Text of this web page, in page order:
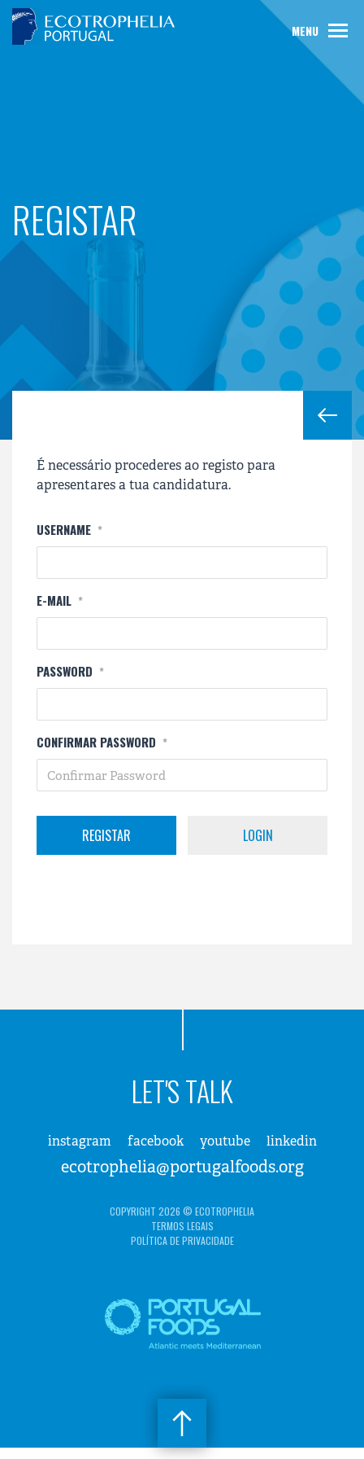
MENU
REGISTAR
É necessário procederes ao registo para
apresentares a tua candidatura.
USERNAME *
E-MAIL *
PASSWORD *
CONFIRMAR PASSWORD *
LOGIN
LET'S TALK
instagram facebook youtube linkedin
ecotrophelia@portugalfoods.org
COPYRIGHT 2026 © ECOTROPHELIA
TERMOS LEGAIS
POLÍTICA DE PRIVACIDADE